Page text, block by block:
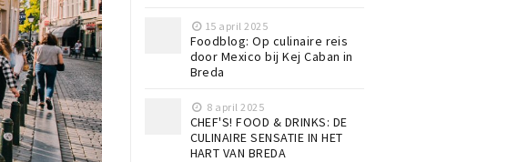
15 april 2025
Foodblog: Op culinaire reis
door Mexico bij Kej Caban in
Breda
8 april 2025
CHEF'S! FOOD & DRINKS: DE
CULINAIRE SENSATIE IN HET
HART VAN BREDA